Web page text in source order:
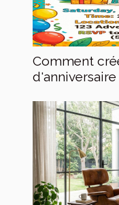
Comment